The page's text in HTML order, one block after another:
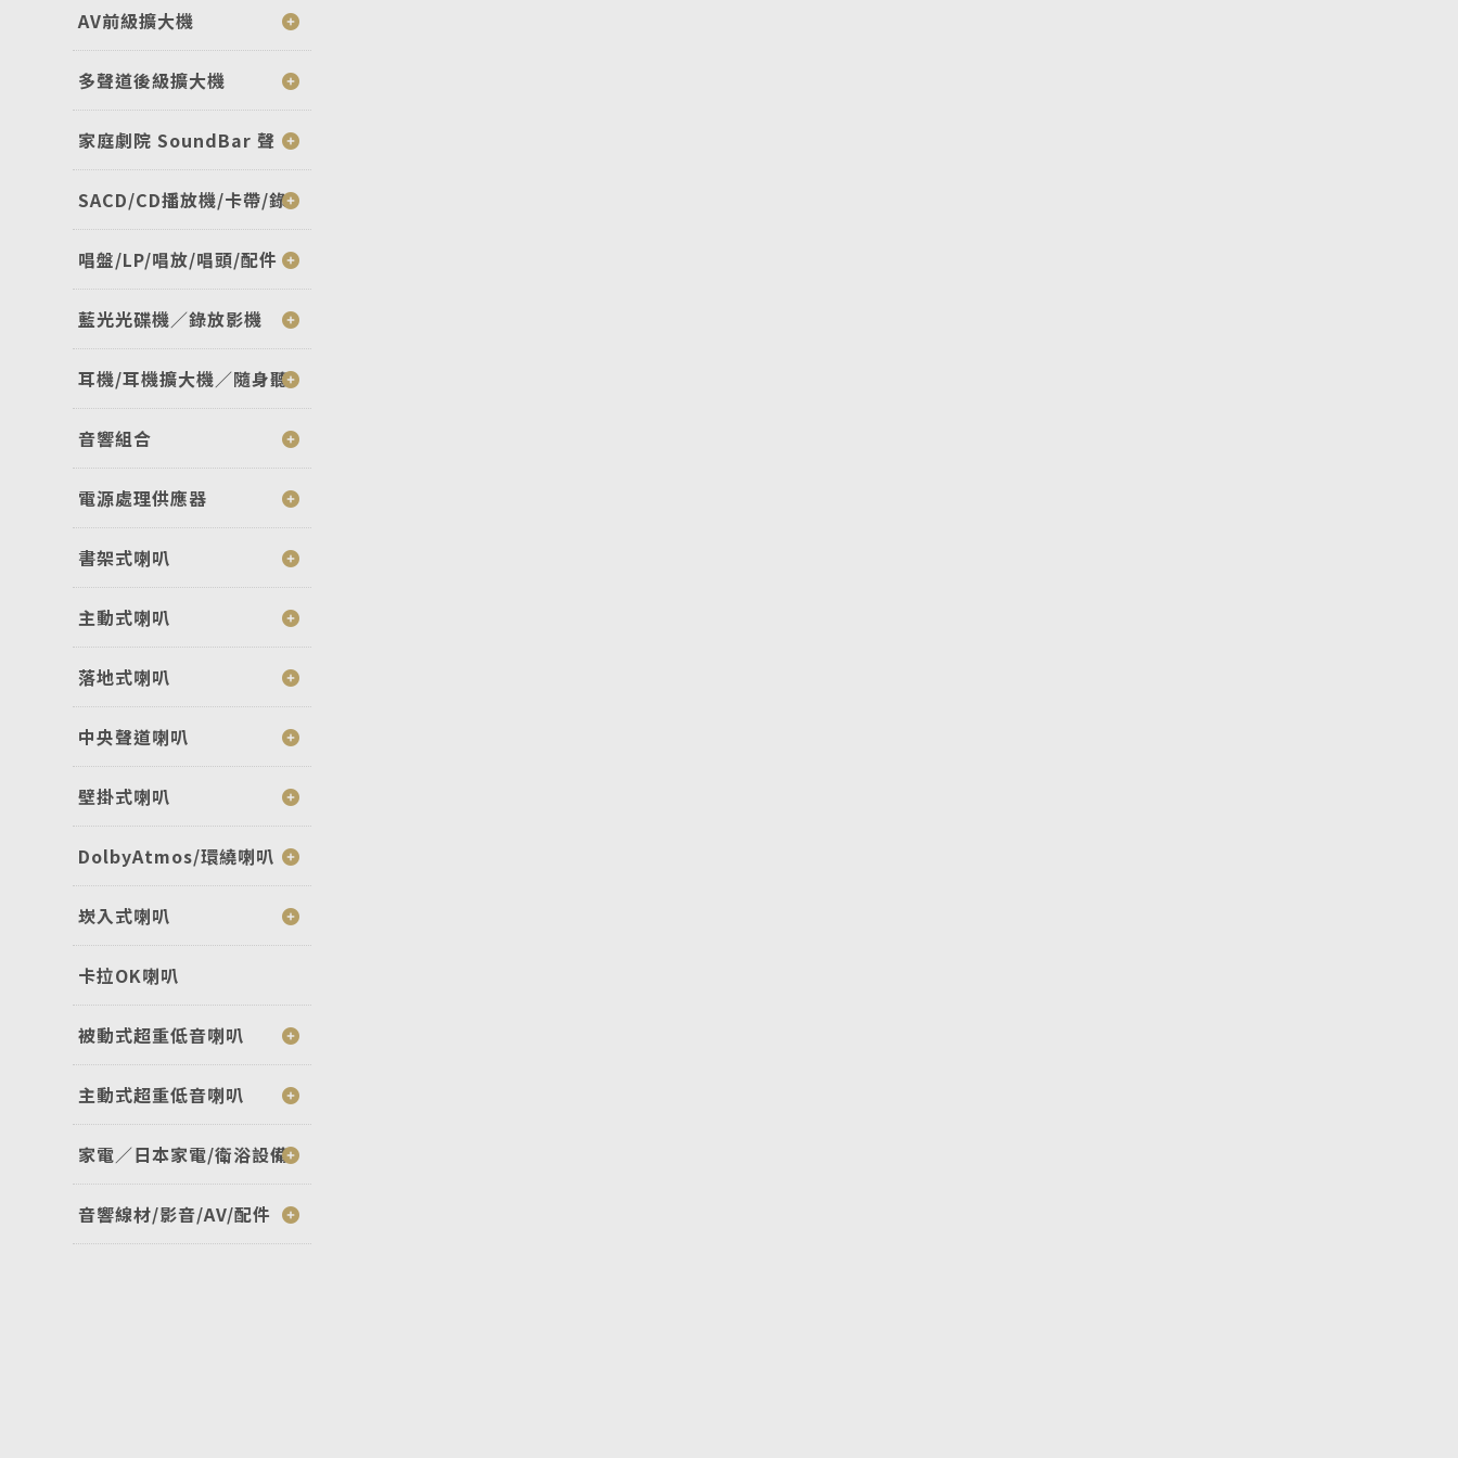
AV前級擴大機
多聲道後級擴大機
家庭劇院 SoundBar 聲
SACD/CD播放機/卡帶/錄
唱盤/LP/唱放/唱頭/配件
藍光光碟機／錄放影機
耳機/耳機擴大機／隨身聽
音響組合
電源處理供應器
書架式喇叭
主動式喇叭
落地式喇叭
中央聲道喇叭
壁掛式喇叭
DolbyAtmos/環繞喇叭
崁入式喇叭
卡拉OK喇叭
被動式超重低音喇叭
主動式超重低音喇叭
家電／日本家電/衛浴設備
音響線材/影音/AV/配件